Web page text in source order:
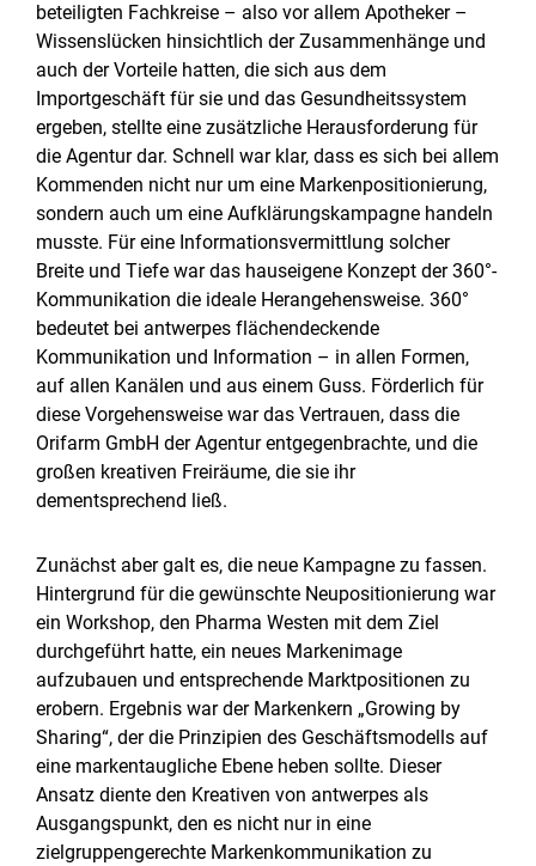
beteiligten Fachkreise – also vor allem Apotheker –
Wissenslücken hinsichtlich der Zusammenhänge und
auch der Vorteile hatten, die sich aus dem
Importgeschäft für sie und das Gesundheitssystem
ergeben, stellte eine zusätzliche Herausforderung für
die Agentur dar. Schnell war klar, dass es sich bei allem
Kommenden nicht nur um eine Markenpositionierung,
sondern auch um eine Aufklärungskampagne handeln
musste. Für eine Informationsvermittlung solcher
Breite und Tiefe war das hauseigene Konzept der 360°-
Kommunikation die ideale Herangehensweise. 360°
bedeutet bei antwerpes flächendeckende
Kommunikation und Information – in allen Formen,
auf allen Kanälen und aus einem Guss. Förderlich für
diese Vorgehensweise war das Vertrauen, dass die
Orifarm GmbH der Agentur entgegenbrachte, und die
großen kreativen Freiräume, die sie ihr
dementsprechend ließ.
Zunächst aber galt es, die neue Kampagne zu fassen.
Hintergrund für die gewünschte Neupositionierung war
ein Workshop, den Pharma Westen mit dem Ziel
durchgeführt hatte, ein neues Markenimage
aufzubauen und entsprechende Marktpositionen zu
erobern. Ergebnis war der Markenkern „Growing by
Sharing“, der die Prinzipien des Geschäftsmodells auf
eine markentaugliche Ebene heben sollte. Dieser
Ansatz diente den Kreativen von antwerpes als
Ausgangspunkt, den es nicht nur in eine
zielgruppengerechte Markenkommunikation zu